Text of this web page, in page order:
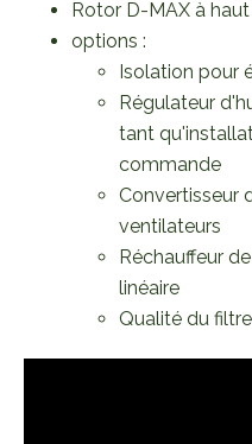
Rotor D-MAX à
options :
Isolation pour
Régulateur
tant
commande
Convertisseur
ventilateurs
Réchauffeur
linéaire
Qualité du